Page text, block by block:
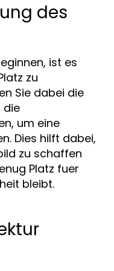
des
ist es
zu
Sie dabei die
die
um eine
Dies hilft dabei,
zu schaffen
Platz fuer
bleibt.